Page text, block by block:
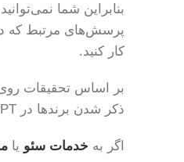
پرسش‌های مرتبط که
کار کنید.
ذکر شدن برندها در ChatGPT دارند.
اگر به خدمات سئو یا